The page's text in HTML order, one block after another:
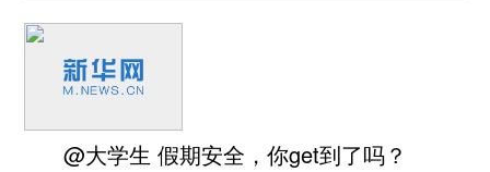
@大学生 假期安全，你get到了吗？